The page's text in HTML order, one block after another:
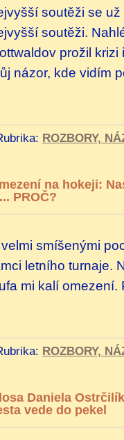
soutěži se
soutěži.
prožil
názor, kde vidím
ROZBORY,
na hokeji:
PROČ?
smíšenými
letního turnaje.
mi kalí omezení.
ROZBORY,
Daniela
vede do pekel